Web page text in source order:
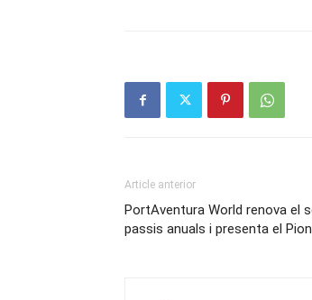
Article anterior
PortAventura World renova el
passis anuals i presenta el